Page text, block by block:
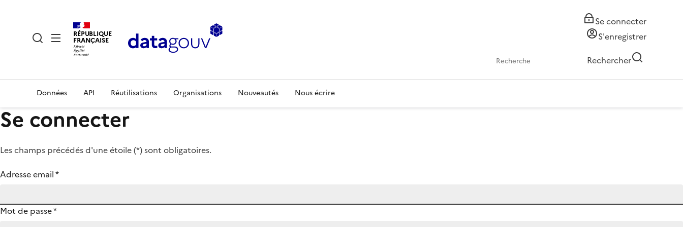
RÉPUBLIQUE
FRANÇAISE
Se connecter
S'enregistrer
Rechercher
Données API Réutilisations Organisations Nouveautés Nous écrire
Se connecter
Les champs précédés d'une étoile (*) sont obligatoires.
Adresse email*
Mot de passe*